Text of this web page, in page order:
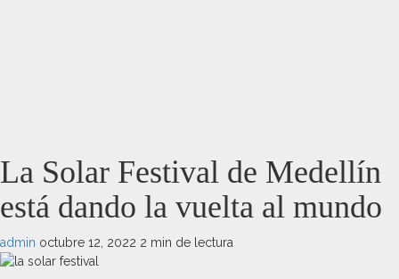
La Solar Festival de Medellín
está dando la vuelta al mundo
admin octubre 12, 2022 2 min de lectura